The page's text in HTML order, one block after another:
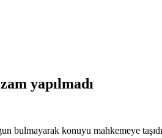
yapılmadı
bulmayarak konuyu mahkemeye